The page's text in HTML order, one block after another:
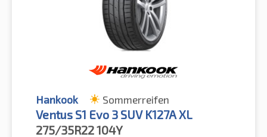
Hankook Sommerreifen
Ventus S1 Evo 3 SUV K127A XL
275/35R22104Y